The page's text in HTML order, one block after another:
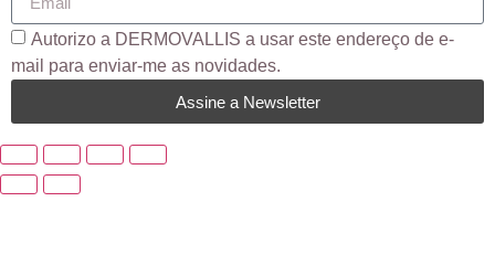
Autorizo ​​a DERMOVALLIS a usar este endereço de e-
mail para enviar-me as novidades.
Assine a Newsletter